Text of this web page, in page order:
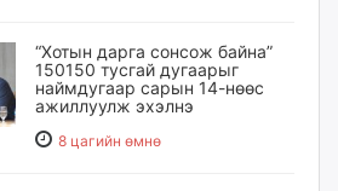
“Хотын дарга сонсож байна”
150150 тусгай дугаарыг
наймдугаар сарын 14-нөөс
ажиллуулж эхэлнэ
8 цагийн өмнө